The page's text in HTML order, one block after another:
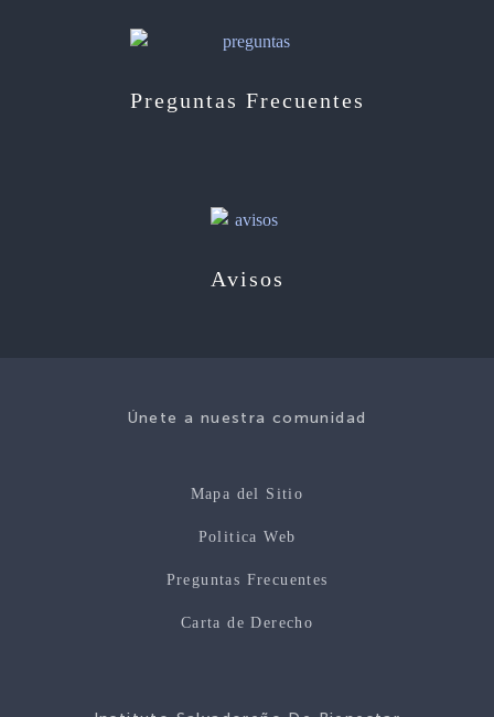
Preguntas Frecuentes
Avisos
Únete a nuestra comunidad
Mapa del Sitio
Politica Web
Preguntas Frecuentes
Carta de Derecho